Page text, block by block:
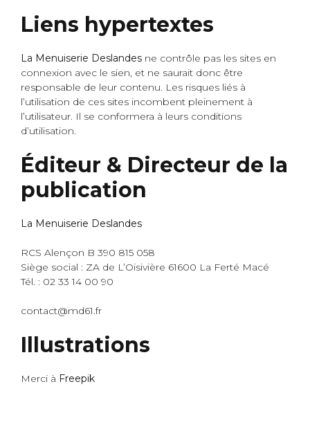
Liens hypertextes
La Menuiserie Deslandes ne contrôle pas les sites en
connexion avec le sien, et ne saurait donc être
responsable de leur contenu. Les risques liés à
l’utilisation de ces sites incombent pleinement à
l’utilisateur. Il se conformera à leurs conditions
d’utilisation.
Éditeur & Directeur de la
publication
La Menuiserie Deslandes
RCS Alençon B 390 815 058
Siège social : ZA de L’Oisivière 61600 La Ferté Macé
Tél. : 02 33 14 00 90
contact@md61.fr
Illustrations
Merci à Freepik